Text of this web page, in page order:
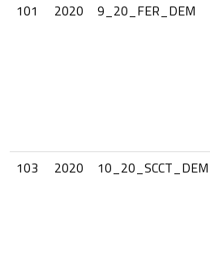
101
2020 9_20_FER_DEM
103
2020 10_20_SCCT_DEM